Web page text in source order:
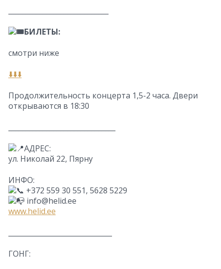
БИЛЕТЫ:
смотри ниже
⬇️⬇️⬇️
Продолжительность концерта 1,5-2 часа. Двери
открываются в 18:30
АДРЕС:
ул. Николай 22, Пярну
ИНФО:
+372 559 30 551, 5628 5229
info@helid.ee
www.helid.ee
ГОНГ: